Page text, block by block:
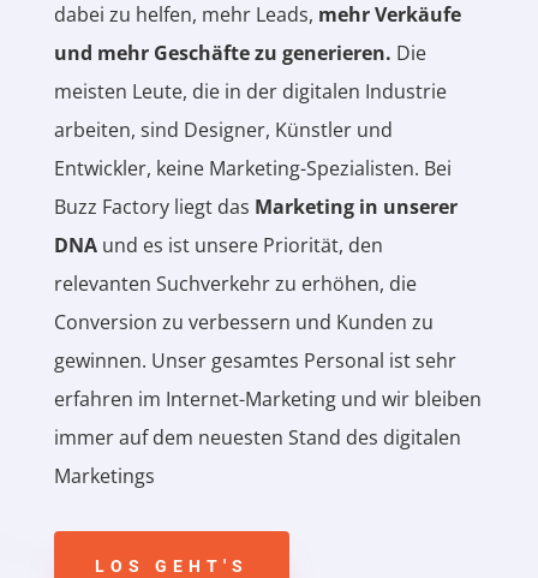
dabei zu helfen, mehr Leads, mehr Verkäufe
und mehr Geschäfte zu generieren. Die
meisten Leute, die in der digitalen Industrie
arbeiten, sind Designer, Künstler und
Entwickler, keine Marketing-Spezialisten. Bei
Buzz Factory liegt das Marketing in unserer
DNAund es ist unsere Priorität, den
relevanten Suchverkehr zu erhöhen, die
Conversion zu verbessern und Kunden zu
gewinnen. Unser gesamtes Personal ist sehr
erfahren im Internet-Marketing und wir bleiben
immer auf dem neuesten Stand des digitalen
Marketings
LOS GEHT'S